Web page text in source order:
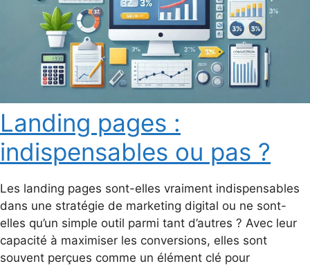
Landing pages :
indispensables ou pas ?
Les landing pages sont-elles vraiment indispensables
dans une stratégie de marketing digital ou ne sont-
elles qu’un simple outil parmi tant d’autres ? Avec leur
capacité à maximiser les conversions, elles sont
souvent perçues comme un élément clé pour